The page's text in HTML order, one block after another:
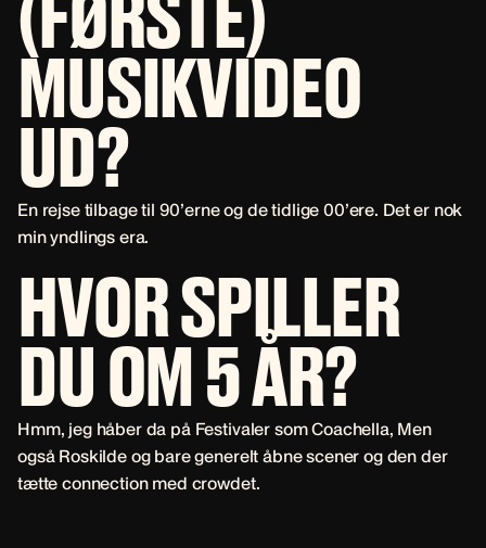
(FØRSTE)
MUSIKVIDEO
UD?
En rejse tilbage til 90’erne og de tidlige 00’ere. Det er nok
min yndlings era.
HVOR SPILLER
DU OM 5 ÅR?
Hmm, jeg håber da på Festivaler som Coachella, Men
også Roskilde og bare generelt åbne scener og den der
tætte connection med crowdet.